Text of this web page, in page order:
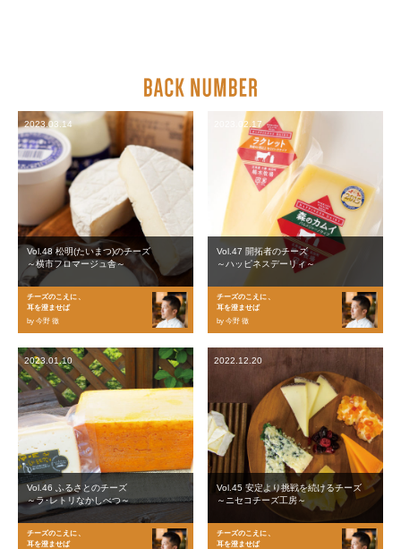
2023.03.14
Vol.48 松明(たいまつ)のチーズ
～横市フロマージュ舎～
チーズのこえに、
耳を澄ませば
by 今野 徹
2023.02.17
Vol.47 開拓者のチーズ
～ハッピネスデーリィ～
チーズのこえに、
耳を澄ませば
by 今野 徹
2023.01.10
Vol.46 ふるさとのチーズ
～ラ･レトリなかしべつ～
チーズのこえに、
耳を澄ませば
2022.12.20
Vol.45 安定より挑戦を続けるチーズ
～ニセコチーズ工房～
チーズのこえに、
耳を澄ませば